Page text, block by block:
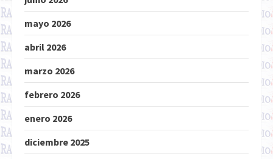
mayo 2026
abril 2026
marzo 2026
febrero 2026
enero 2026
diciembre 2025